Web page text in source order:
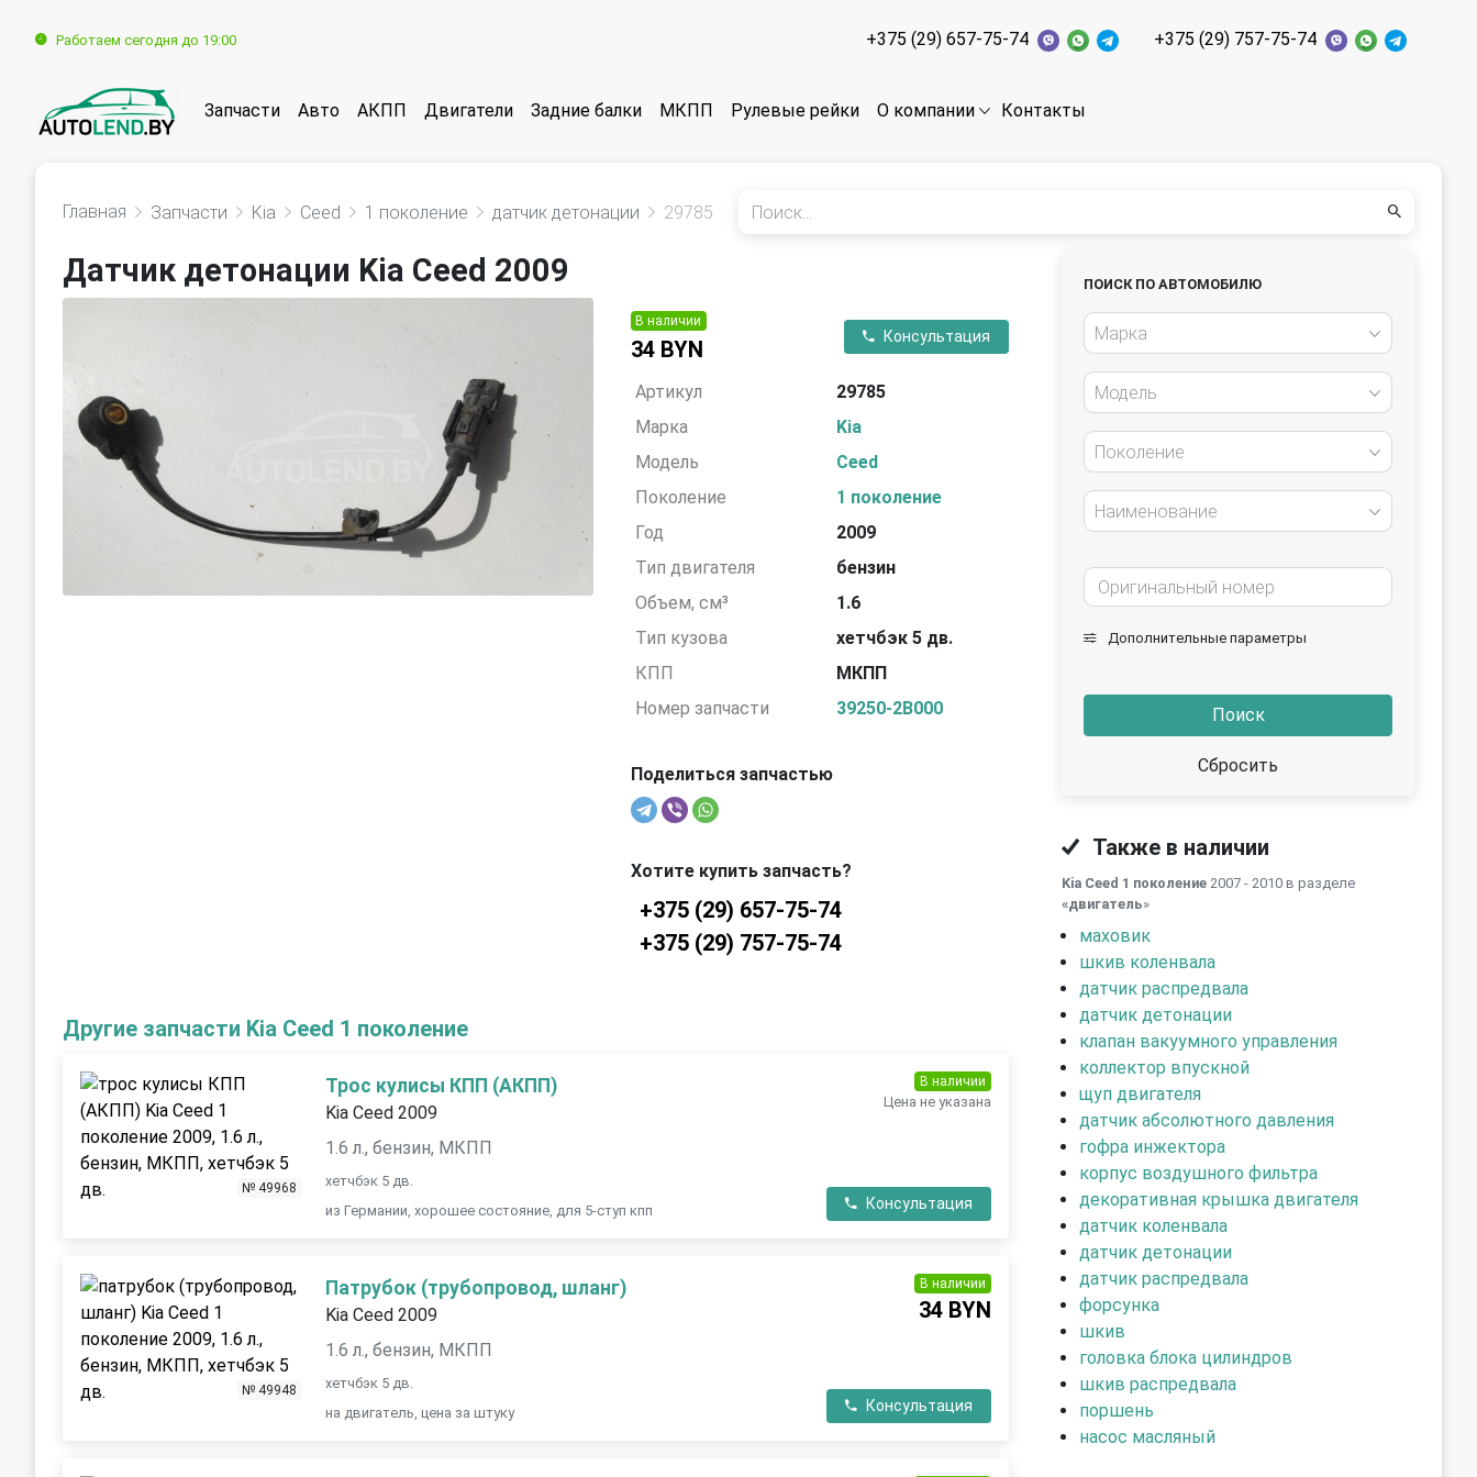
Работаем сегодня до 19:00 +375 (29) 657-75-74 +375 (29) 757-75-74
Запчасти Авто АКПП Двигатели Задние балки МКПП Рулевые рейки О компании Контакты
Главная Запчасти Kia Ceed 1 поколение датчик детонации 29785
Датчик детонации Kia Ceed 2009
В наличии
34 BYN
Консультация
Артикул
29785
Марка
Kia
Модель
Ceed
Поколение
1 поколение
Год
2009
Тип двигателя
бензин
Объем, см³
1.6
Тип кузова
хетчбэк 5 дв.
КПП
МКПП
Номер запчасти
39250-2B000
Поделиться запчастью
Хотите купить запчасть?
+375 (29) 657-75-74
+375 (29) 757-75-74
Другие запчасти Kia Ceed 1 поколение
№ 49968
Трос кулисы КПП (АКПП)
Kia Ceed 2009
1.6 л., бензин, МКПП
хетчбэк 5 дв.
из Германии, хорошее состояние, для 5-ступ кпп
В наличии
Цена не указана
Консультация
№ 49948
Патрубок (трубопровод, шланг)
Kia Ceed 2009
1.6 л., бензин, МКПП
хетчбэк 5 дв.
на двигатель, цена за штуку
В наличии
34 BYN
Консультация
ПОИСК ПО АВТОМОБИЛЮ
Марка
Модель
Поколение
Наименование
Дополнительные параметры
Поиск
Сбросить
Также в наличии
Kia Ceed 1 поколение 2007 - 2010 в разделе
«двигатель»
маховик
шкив коленвала
датчик распредвала
датчик детонации
клапан вакуумного управления
коллектор впускной
щуп двигателя
датчик абсолютного давления
гофра инжектора
корпус воздушного фильтра
декоративная крышка двигателя
датчик коленвала
датчик детонации
датчик распредвала
форсунка
шкив
головка блока цилиндров
шкив распредвала
поршень
насос масляный